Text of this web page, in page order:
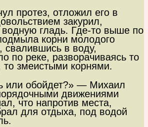
протез, отложил его в
закурил,
гладь. Где-то выше по
корни молодого
свалившись в воду,
по реке, разворачиваясь то
то змеистыми корнями.
или обойдет?» — Михаил
движениями
что напротив места,
для отдыха, под водой